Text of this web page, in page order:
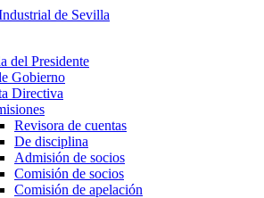
del Presidente
Gobierno
Directiva
Revisora de cuentas
De disciplina
Admisión de socios
Comisión de socios
Comisión de apelación